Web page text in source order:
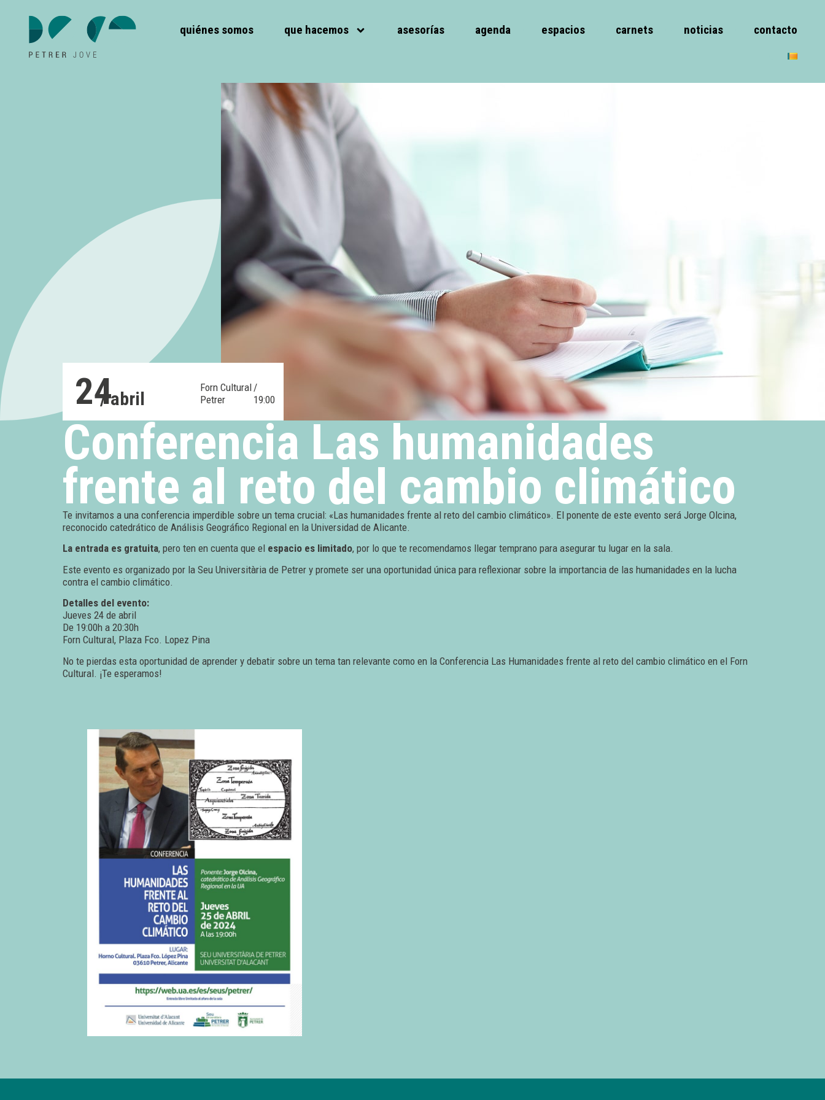
quiénes somos que hacemos asesorías agenda espacios carnets noticias contacto
24/ abril
Forn Cultural
Petrer
/
19:00
Conferencia Las humanidades
frente al reto del cambio climático
Te invitamos a una conferencia imperdible sobre un tema crucial: «Las humanidades frente al reto del cambio climático». El ponente de este evento será Jorge Olcina,
reconocido catedrático de Análisis Geográfico Regional en la Universidad de Alicante.
La entrada es gratuita, pero ten en cuenta que el espacio es limitado, por lo que te recomendamos llegar temprano para asegurar tu lugar en la sala.
Este evento es organizado por la Seu Universitària de Petrer y promete ser una oportunidad única para reflexionar sobre la importancia de las humanidades en la lucha
contra el cambio climático.
Detalles del evento:
Jueves 24 de abril
De 19:00h a 20:30h
Forn Cultural, Plaza Fco. Lopez Pina
No te pierdas esta oportunidad de aprender y debatir sobre un tema tan relevante como en la Conferencia Las Humanidades frente al reto del cambio climático en el Forn
Cultural. ¡Te esperamos!